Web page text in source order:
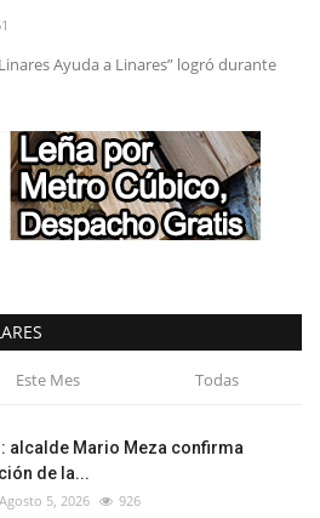
Ayuda a Linares” logró durante
Este Mes Todas
alcalde Mario Meza confirma
de la...
Agosto 5, 2026 926